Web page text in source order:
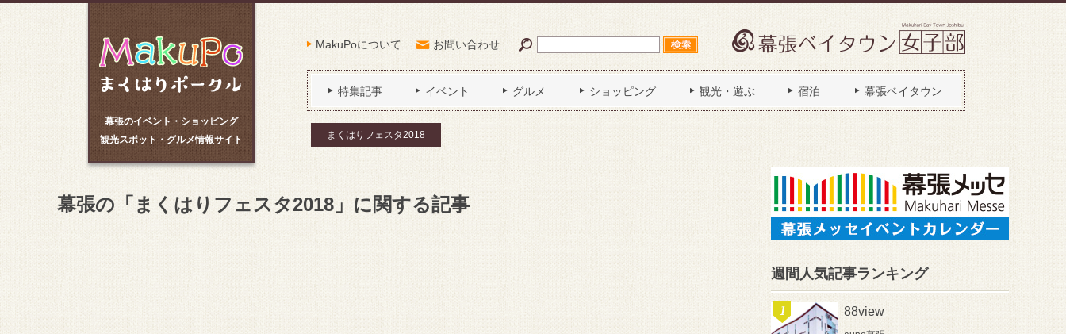
幕張のイベント・ショッピング
観光スポット・グルメ情報サイト
MakuPoについて お問い合わせ
特集記事 イベント グルメ ショッピング 観光・遊ぶ 宿泊 幕張ベイタウン
まくはりフェスタ2018
幕張の「まくはりフェスタ2018」に関する記事
週間人気記事ランキング
88view